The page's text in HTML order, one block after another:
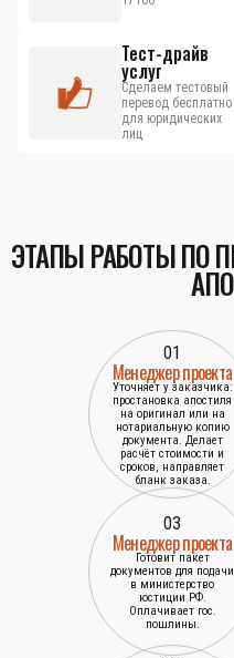
Тест-драйв
услуг
Сделаем тестовый
перевод бесплатно
для юридических
лиц
ЭТАПЫ РАБОТЫ ПО
01
Менеджер проекта
Уточняет у заказчика:
простановка апостиля
на оригинал или на
нотариальную копию
документа. Делает
расчёт стоимости и
сроков, направляет
бланк заказа.
03
Менеджер проекта
Готовит пакет
документов для подачи
в министерство
юстиции РФ.
Оплачивает гос.
пошлины.